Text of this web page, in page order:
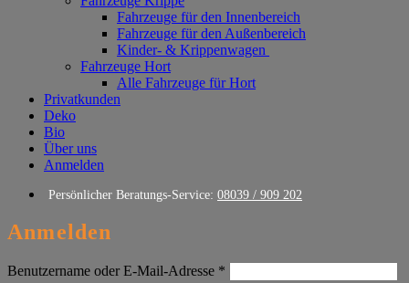
Fahrzeuge für den Innenbereich
Fahrzeuge für den Außenbereich
Kinder- & Krippenwagen
Fahrzeuge Hort
Alle Fahrzeuge für Hort
Privatkunden
Deko
Bio
Über uns
Anmelden
Persönlicher Beratungs-Service: 08039 / 909 202
Anmelden
Benutzername oder E-Mail-Adresse *